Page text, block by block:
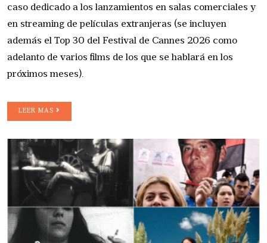
caso dedicado a los lanzamientos en salas comerciales y
en streaming de películas extranjeras (se incluyen
además el Top 30 del Festival de Cannes 2026 como
adelanto de varios films de los que se hablará en los
próximos meses).
LEER MAS